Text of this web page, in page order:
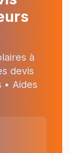
à
devis
• Aides